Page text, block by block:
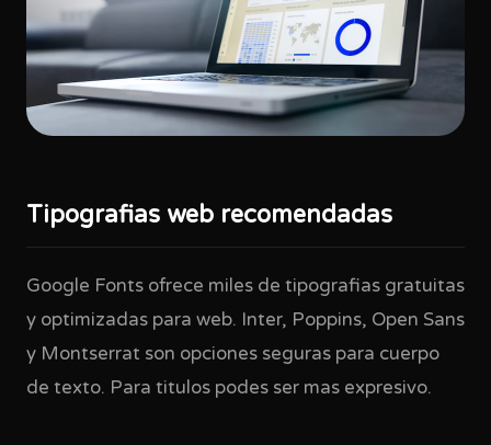
Tipografias web recomendadas
Google Fonts ofrece miles de tipografias gratuitas
y optimizadas para web. Inter, Poppins, Open Sans
y Montserrat son opciones seguras para cuerpo
de texto. Para titulos podes ser mas expresivo.